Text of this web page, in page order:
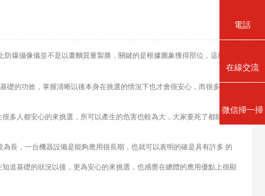
攝像儀並不是以畫麵質量製勝，關鍵的是根據圖象獲得部位，這能夠
的功效，掌握清晰以後本身在挑選的情況下也才會很安心，而很多人全
人都安心的來挑選，所可以產生的危害也較為大，大家要死了都能夠了
，一台機器設備是能夠應用很長期，也就可以表明的確是具有許多 的
基礎的狀況以後，更為安心的來挑選，也感覺在總體的應用優點上很顯
電話
在線交流
微信掃一掃